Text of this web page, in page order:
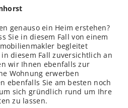
genauso ein Heim erstehen?
Sie in diesem Fall von einem
begleitet
diesem Fall zuversichtlich an
wir Ihnen ebenfalls zur
Wohnung erwerben
ebenfalls Sie am besten noch
sich gründlich rund um Ihre
zu lassen.